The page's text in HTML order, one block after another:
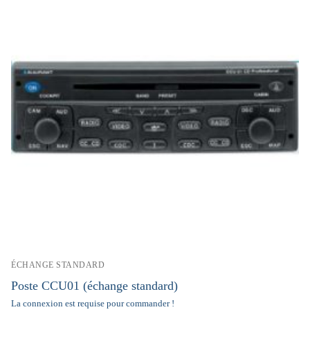
ÉCHANGE STANDARD
Poste CCU01 (échange standard)
La connexion est requise pour commander !